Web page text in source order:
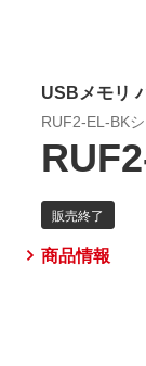
USBメモリ
RUF2-EL-BK
商品情報